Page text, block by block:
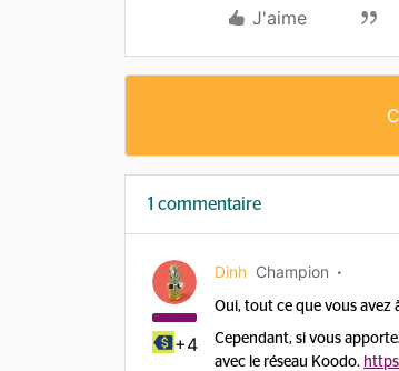
J'aime
1 commentaire
+4
Dinh Champion
Oui, tout ce que vous avez
Cependant, si vous
avec le réseau Koodo.